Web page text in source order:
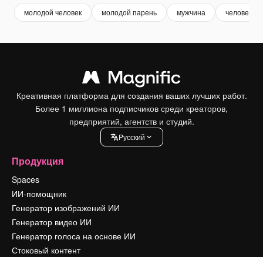
молодой человек молодой парень мужчина человек
Креативная платформа для создания ваших лучших работ.
Более 1 миллиона подписчиков среди креаторов,
предприятий, агентств и студий.
Pусский
Продукция
Spaces
ИИ-помощник
Генератор изображений ИИ
Генератор видео ИИ
Генератор голоса на основе ИИ
Стоковый контент